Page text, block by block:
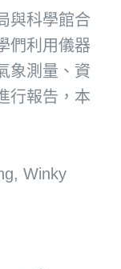
與科學館合
們利用儀器
象測量、資
行報告，本
Winky